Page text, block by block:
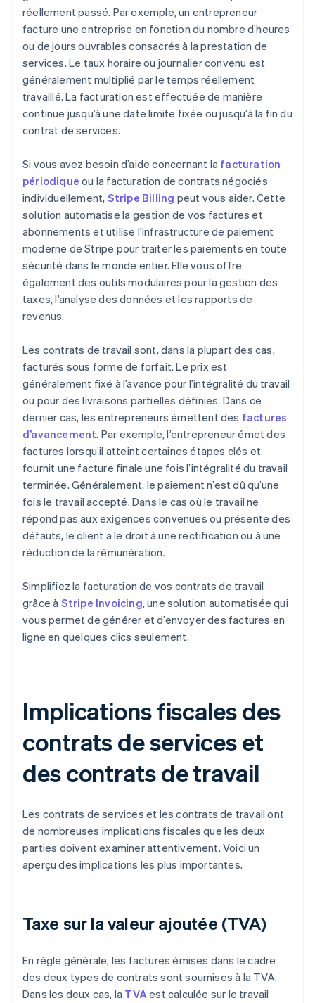
réellement passé. Par exemple, un entrepreneur
facture une entreprise en fonction du nombre d’heures
ou de jours ouvrables consacrés à la prestation de
services. Le taux horaire ou journalier convenu est
généralement multiplié par le temps réellement
travaillé. La facturation est effectuée de manière
continue jusqu’à une date limite fixée ou jusqu’à la fin du
contrat de services.
Si vous avez besoin d’aide concernant la facturation
périodique ou la facturation de contrats négociés
individuellement, Stripe Billing peut vous aider. Cette
solution automatise la gestion de vos factures et
abonnements et utilise l’infrastructure de paiement
moderne de Stripe pour traiter les paiements en toute
sécurité dans le monde entier. Elle vous offre
également des outils modulaires pour la gestion des
taxes, l’analyse des données et les rapports de
revenus.
Les contrats de travail sont, dans la plupart des cas,
facturés sous forme de forfait. Le prix est
généralement fixé à l’avance pour l’intégralité du travail
ou pour des livraisons partielles définies. Dans ce
dernier cas, les entrepreneurs émettent des factures
d’avancement. Par exemple, l’entrepreneur émet des
factures lorsqu’il atteint certaines étapes clés et
fournit une facture finale une fois l’intégralité du travail
terminée. Généralement, le paiement n’est dû qu’une
fois le travail accepté. Dans le cas où le travail ne
répond pas aux exigences convenues ou présente des
défauts, le client a le droit à une rectification ou à une
réduction de la rémunération.
Simplifiez la facturation de vos contrats de travail
grâce à Stripe Invoicing, une solution automatisée qui
vous permet de générer et d’envoyer des factures en
ligne en quelques clics seulement.
Implications fiscales des
contrats de services et
des contrats de travail
Les contrats de services et les contrats de travail ont
de nombreuses implications fiscales que les deux
parties doivent examiner attentivement. Voici un
aperçu des implications les plus importantes.
Taxe sur la valeur ajoutée (TVA)
En règle générale, les factures émises dans le cadre
des deux types de contrats sont soumises à la TVA.
Dans les deux cas, la TVAest calculée sur le travail